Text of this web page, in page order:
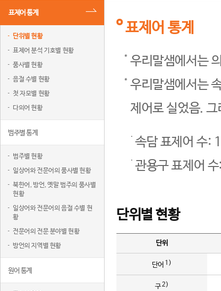
표제어 통계
단위별 현황
표제어 분석 기호별 현황
품사별 현황
음절 수별 현황
첫 자모별 현황
다의어 현황
범주별 통계
범주별 현황
일상어와 전문어의 품사별 현황
북한어, 방언, 옛말 범주의 품사별
현황
일상어와 전문어의 음절 수별 현
황
전문어의 전문 분야별 현황
방언의 지역별 현황
원어 통계
표제어 통계
우리말샘에서는
우리말샘에서는
제어로 실었음.
속담 표제어 수:
관용구 표제어
단위별 현황
단위
단어 1)
구2)